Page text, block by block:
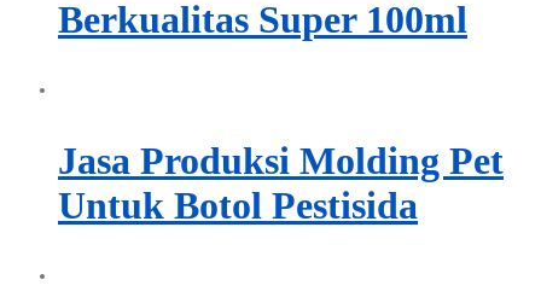
Berkualitas Super 100ml
Jasa Produksi Molding Pet
Untuk Botol Pestisida